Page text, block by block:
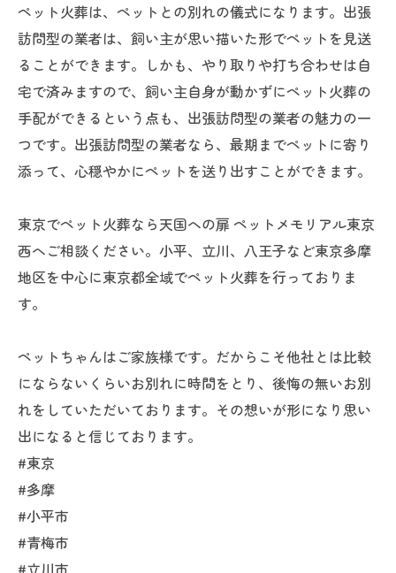
ペット火葬は、ペットとの別れの儀式になります。出張
訪問型の業者は、飼い主が思い描いた形でペットを見送
ることができます。しかも、やり取りや打ち合わせは自
宅で済みますので、飼い主自身が動かずにペット火葬の
手配ができるという点も、出張訪問型の業者の魅力の一
つです。出張訪問型の業者なら、最期までペットに寄り
添って、心穏やかにペットを送り出すことができます。
東京でペット火葬なら天国への扉 ペットメモリアル東京
西へご相談ください。小平、立川、八王子など東京多摩
地区を中心に東京都全域でペット火葬を行っておりま
す。
ペットちゃんはご家族様です。だからこそ他社とは比較
にならないくらいお別れに時間をとり、後悔の無いお別
れをしていただいております。その想いが形になり思い
出になると信じております。
#東京
#多摩
#小平市
#青梅市
#立川市